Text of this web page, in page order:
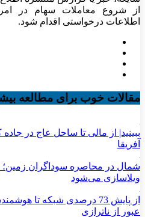
از شروع معاملات سهام در
اطلاعات درخواستی اقدام شود.
مقالات خوب برای مطالعه
ببینید| از مالی تا ساحل عاج در
آفریقا
شمال در محاصره سوداگران
ویلاسازی می‌شود
از پایش 73 درصدی شبکه تا
عبور از ناترازی